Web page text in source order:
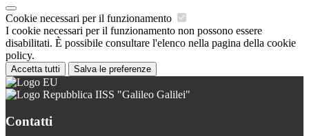
Cookie necessari per il funzionamento
I cookie necessari per il funzionamento non possono essere
disabilitati. È possibile consultare l'elenco nella pagina della cookie
policy.
Accetta tutti Salva le preferenze
IISS "Galileo Galilei"
Contatti